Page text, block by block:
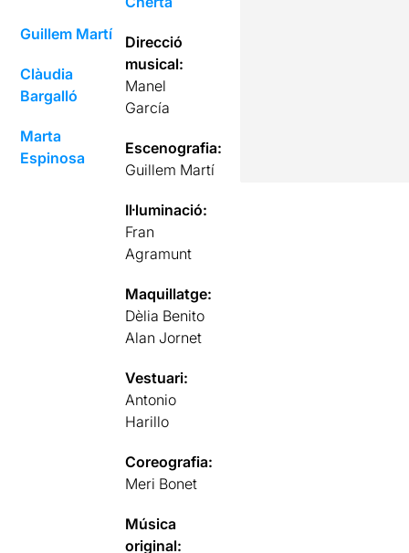
Guillem Martí
Clàudia
Bargalló
Marta
Espinosa
Direcció
musical:
Manel
García
Escenografia:
Guillem Martí
Il·luminació:
Fran
Agramunt
Maquillatge:
Dèlia Benito
Alan Jornet
Vestuari:
Antonio
Harillo
Coreografia:
Meri Bonet
Música
original: